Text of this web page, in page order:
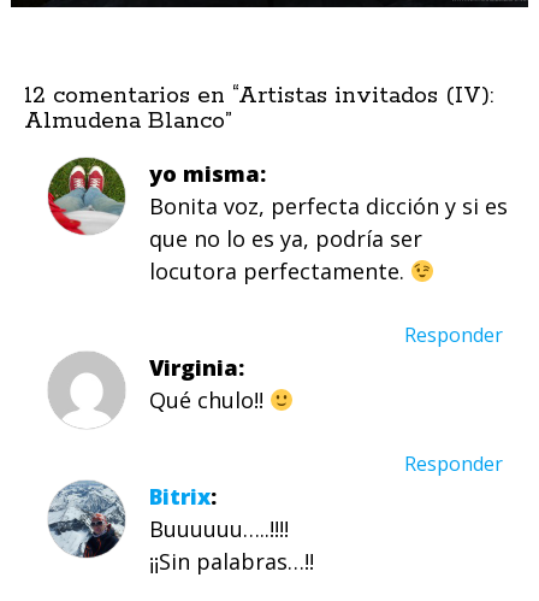
12 comentarios en “Artistas invitados (IV):
Almudena Blanco”
yo misma
Bonita voz, perfecta dicción y si es
que no lo es ya, podría ser
locutora perfectamente.
Responder
Virginia
Qué chulo!!
Responder
Bitrix
Buuuuuu…..!!!!
¡¡Sin palabras…!!